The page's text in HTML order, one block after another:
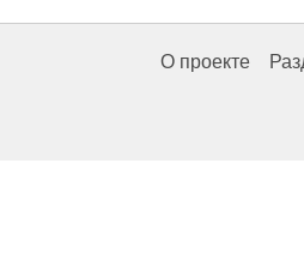
О проекте